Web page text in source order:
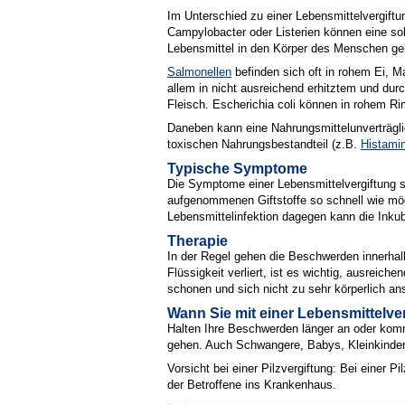
Im Unterschied zu einer
Campylobacter oder Listerien können eine
Lebensmittel in den Körper des Menschen
Salmonellen befinden sich oft in rohem Ei,
allem in nicht ausreichend erhitztem und
Fleisch. Escherichia coli können in rohem
Daneben kann eine
toxischen Nahrungsbestandteil (z.B.
Typische Symptome
Die Symptome einer Lebensmittelvergiftung
aufgenommenen Giftstoffe so schnell wie
Lebensmittelinfektion dagegen kann die
Therapie
In der Regel gehen die Beschwerden
Flüssigkeit verliert, ist es wichtig,
schonen und sich nicht zu sehr körperlich
Wann Sie mit einer
Halten Ihre Beschwerden länger an oder
gehen. Auch Schwangere, Babys,
Vorsicht bei einer Pilzvergiftung: Bei einer
der Betroffene ins Krankenhaus.